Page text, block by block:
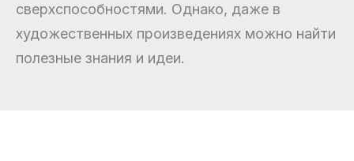
сверхспособностями. Однако, даже в
художественных произведениях можно найти
полезные знания и идеи.